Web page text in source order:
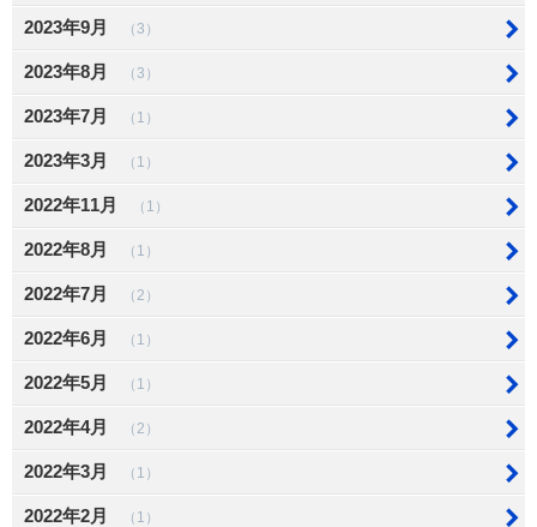
2023年9月 （3）
2023年8月 （3）
2023年7月 （1）
2023年3月 （1）
2022年11月 （1）
2022年8月 （1）
2022年7月 （2）
2022年6月 （1）
2022年5月 （1）
2022年4月 （2）
2022年3月 （1）
2022年2月 （1）